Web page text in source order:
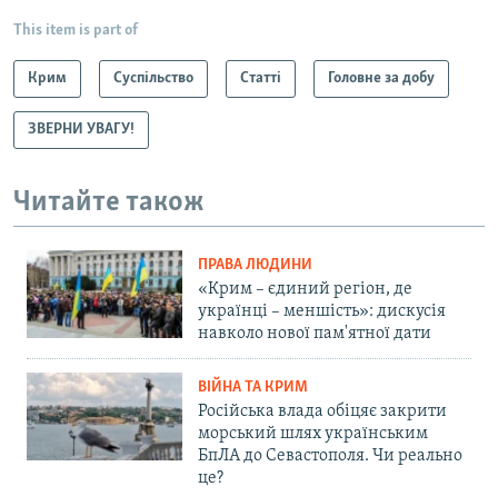
This item is part of
Крим Суспільство Статті Головне за добу
ЗВЕРНИ УВАГУ!
Читайте також
ПРАВА ЛЮДИНИ
«Крим – єдиний регіон, де
українці – меншість»: дискусія
навколо нової пам'ятної дати
ВІЙНА ТА КРИМ
Російська влада обіцяє закрити
морський шлях українським
БпЛА до Севастополя. Чи реально
це?